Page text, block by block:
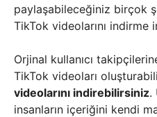
paylaşabileceğiniz birçok
TikTok videolarını indirme
Orjinal kullanıcı
TikTok videoları
videolarını indirebilirsiniz.
insanların içeriğini kendi